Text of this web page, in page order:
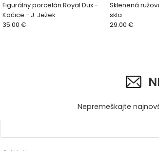
Figurálny porcelán Royal Dux -
Kačice - J. Ježek
35.00 €
Sklenená
skla
29.00 €
Nepremeškajte